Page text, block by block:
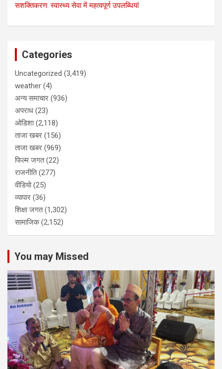
सशक्तिकरण: स्वास्थ्य सेवा में महत्वपूर्ण उपलब्धियां
Categories
Uncategorized (3,419)
weather (4)
अन्य समाचार (936)
अपराध (23)
ओडिशा(2,118)
ताजा खबर (156)
ताजा खबर (969)
फिल्म जगत(22)
राजनीति(277)
वीडियो(25)
व्यापार (36)
शिक्षा जगत(1,302)
सामाजिक(2,152)
You may Missed